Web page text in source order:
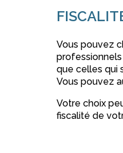
Vous pouvez
que celles qui
Vous pouvez
Votre choix
fiscalité de